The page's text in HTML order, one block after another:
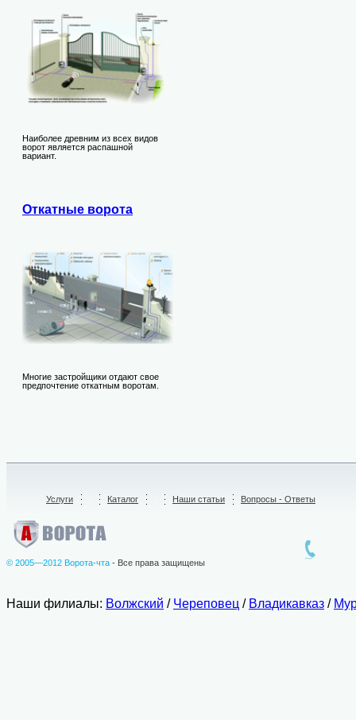
Наиболее древним из всех видов
ворот является распашной
вариант.
Откатные ворота
Многие застройщики отдают свое
предпочтение откатным воротам.
Услуги Каталог Наши статьи Вопросы - Ответы
© 2005—2012 Ворота-чта - Все права защищены
Наши филиалы: Волжский / Череповец / Владикавказ /